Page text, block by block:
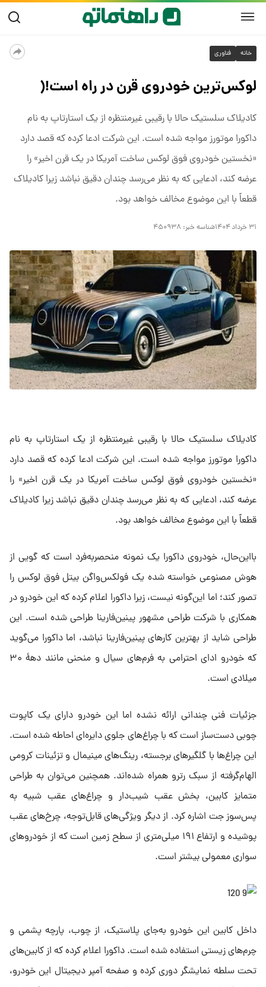
خانه فناوری
لوکس‌ترین خودروی قرن در راه است!(
کادیلاک سلستیک حالا با رقیبی غیرمنتظره از یک استارتاپ به نام
داکورا موتورز مواجه شده است. این شرکت ادعا کرده که قصد دارد
«نخستین خودروی فوق لوکس ساخت آمریکا در یک قرن اخیر» را
عرضه کند، ادعایی که به نظر می‌رسد چندان دقیق نباشد زیرا کادیلاک
قطعاً با این موضوع مخالف خواهد بود.
۳۱ خرداد ۱۴۰۴ شناسه خبر: ۴۵۰۹۳۸
کادیلاک سلستیک حالا با رقیبی غیرمنتظره از یک استارتاپ به نام
داکورا موتورز مواجه شده است. این شرکت ادعا کرده که قصد دارد
«نخستین خودروی فوق لوکس ساخت آمریکا در یک قرن اخیر» را
عرضه کند، ادعایی که به نظر می‌رسد چندان دقیق نباشد زیرا کادیلاک
قطعاً با این موضوع مخالف خواهد بود.
بااین‌حال، خودروی داکورا یک نمونه منحصربه‌فرد است که گویی از
هوش مصنوعی خواسته شده یک فولکس‌واگن بیتل فوق لوکس را
تصور کند؛ اما این‌گونه نیست، زیرا داکورا اعلام کرده که این خودرو در
همکاری با شرکت طراحی مشهور پینین‌فارینا طراحی شده است. این
طراحی شاید از بهترین کارهای پینین‌فارینا نباشد، اما داکورا می‌گوید
که خودرو ادای احترامی به فرم‌های سیال و منحنی مانند دههٔ ۳۰
میلادی است.
جزئیات فنی چندانی ارائه نشده اما این خودرو دارای یک کاپوت
چوبی دست‌ساز است که با چراغ‌های جلوی دایره‌ای احاطه شده است.
این چراغ‌ها با گلگیرهای برجسته، رینگ‌های مینیمال و تزئینات کرومی
الهام‌گرفته از سبک رترو همراه شده‌اند. همچنین می‌توان به طراحی
متمایز کابین، بخش عقب شیب‌دار و چراغ‌های عقب شبیه به
پس‌سوز جت اشاره کرد. از دیگر ویژگی‌های قابل‌توجه، چرخ‌های عقب
پوشیده و ارتفاع ۱۹۱ میلی‌متری از سطح زمین است که از خودروهای
سواری معمولی بیشتر است.
داخل کابین این خودرو به‌جای پلاستیک، از چوب، پارچه پشمی و
چرم‌های زیستی استفاده شده است. داکورا اعلام کرده که از کابین‌های
تحت سلطه نمایشگر دوری کرده و صفحه آمپر دیجیتال این خودرو،